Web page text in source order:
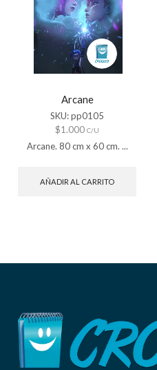
Arcane
SKU:pp0105
$1.000 C/U
Arcane. 80 cm x 60 cm. ...
AÑADIR AL CARRITO